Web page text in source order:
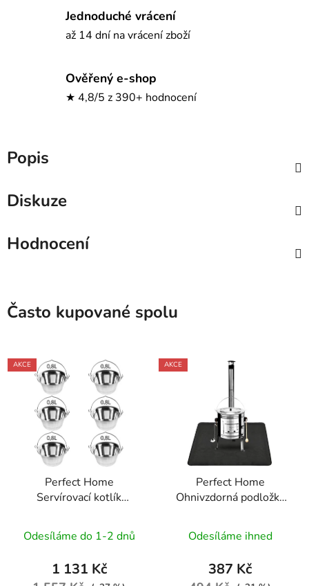
Jednoduché vrácení
až 14 dní na vrácení zboží
Ověřený e-shop
★ 4,8/5 z 390+ hodnocení
Popis
Diskuze
Hodnocení
Často kupované spolu
AKCE
Perfect Home
Servírovací kotlík
12141
Odesíláme do 1-2 dnů
1 131 Kč
AKCE
Perfect Home
Ohnivzdorná podložka
černá, 73561
Odesíláme ihned
387 Kč